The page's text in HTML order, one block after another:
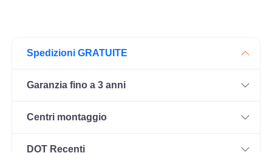
Spedizioni GRATUITE
Garanzia fino a 3 anni
Centri montaggio
DOT Recenti